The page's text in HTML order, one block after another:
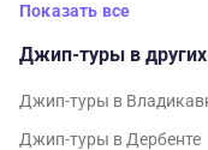
Показать все
Джип-туры в других
Джип-туры в
Джип-туры в Дербенте